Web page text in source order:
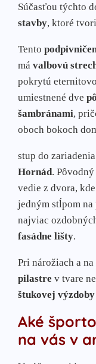
Súčasťou týchto
stavby, ktoré
Tento
má valbovú
pokrytú
umiestnené dve
šambránami,
oboch bokoch
stup do
Hornád.
vedie z dvora,
jedným stĺpom na
najviac
fasádne lišty.
Pri nárožiach a
pilastre v tvare
štukovej výzdoby
Aké
na vás v